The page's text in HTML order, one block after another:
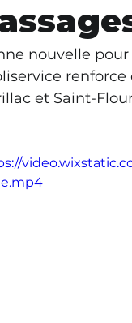
nouvelle
et Saint-